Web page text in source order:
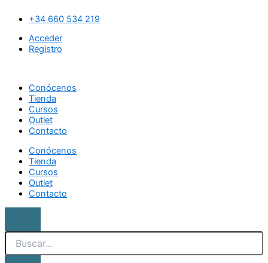
contenido
+34 660 534 219
Acceder
Registro
Conócenos
Tienda
Cursos
Outlet
Contacto
Conócenos
Tienda
Cursos
Outlet
Contacto
unid)